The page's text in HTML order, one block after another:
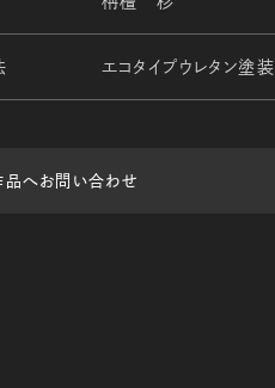
エコタイプウレタン塗装
品へお問い合わせ